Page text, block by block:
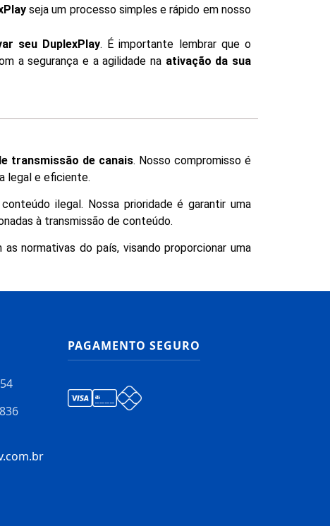
seja um processo simples e rápido em nosso
seu DuplexPlay. É importante lembrar que o
a segurança e a agilidade na ativação da sua
transmissão de canais. Nosso compromisso é
legal e eficiente.
ilegal. Nossa prioridade é garantir uma
à transmissão de conteúdo.
normativas do país, visando proporcionar uma
PAGAMENTO SEGURO